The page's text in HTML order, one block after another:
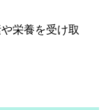
栄養を受け取